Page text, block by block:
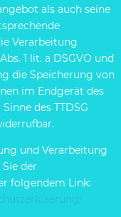
als auch seine
Verarbeitung
1 lit. a DSGVO und
die Speicherung von
im Endgerät des
des TTDSG
und Verarbeitung
der
folgendem Link: